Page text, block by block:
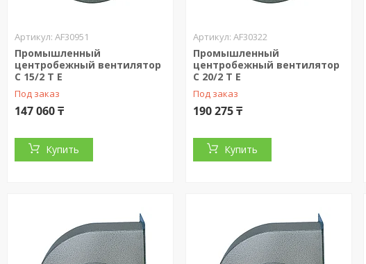
AF30951
Промышленный
центробежный вентилятор
C 15/2 T E
Под заказ
147 060 ₸
Купить
AF30322
Промышленный
центробежный вентилятор
C 20/2 T E
Под заказ
190 275 ₸
Купить